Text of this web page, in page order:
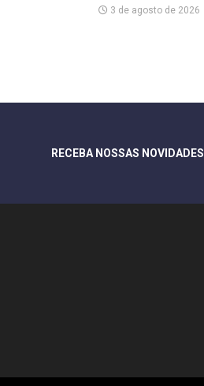
3 de agosto de 2026
RECEBA NOSSAS NOVIDADES